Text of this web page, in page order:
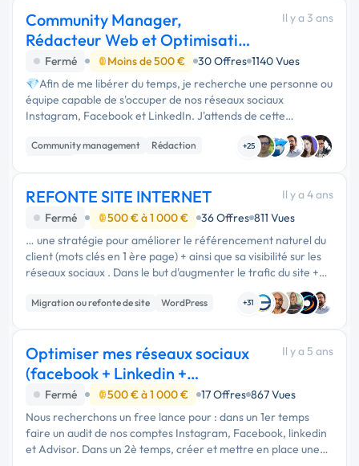
Community Manager,
Rédacteur Web et Optimisation
WordPress
Il y a 3 ans
Fermé Moins de 500 € 30 Offres 1140 Vues
💎Afin de me libérer du temps, je recherche une personne ou
équipe capable de s'occuper de nos réseaux sociaux
Instagram, Facebook et LinkedIn. J'attends de cette
personne : 🌺Maintient de la visibilité actuelle et
accroissement de celle-ci …
Community management
Rédaction
+25
REFONTE SITE INTERNET
Il y a 4 ans
Fermé
500 € à 1 000 € 36 Offres 811 Vues
… une stratégie pour améliorer le référencement naturel du
client (mots clés en 1 ère page) + ainsi que sa visibilité sur les
réseaux sociaux . Dans le but d'augmenter le trafic du site +
les demandes de devis Nous recherchons une personne …
Migration ou refonte de site WordPress +31
Optimiser mes réseaux sociaux
(facebook + Linkedin +
Instagram)
Il y a 5 ans
Fermé 500 € à 1 000 € 17 Offres 867 Vues
Nous recherchons un free lance pour : dans un 1er temps
faire un audit de nos comptes Instagram, Facebook, linkedin
et Advisor. Dans un 2è temps, créer et mettre en place une